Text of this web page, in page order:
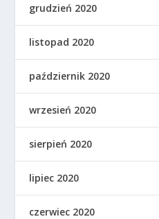
grudzień 2020
listopad 2020
październik 2020
wrzesień 2020
sierpień 2020
lipiec 2020
czerwiec 2020